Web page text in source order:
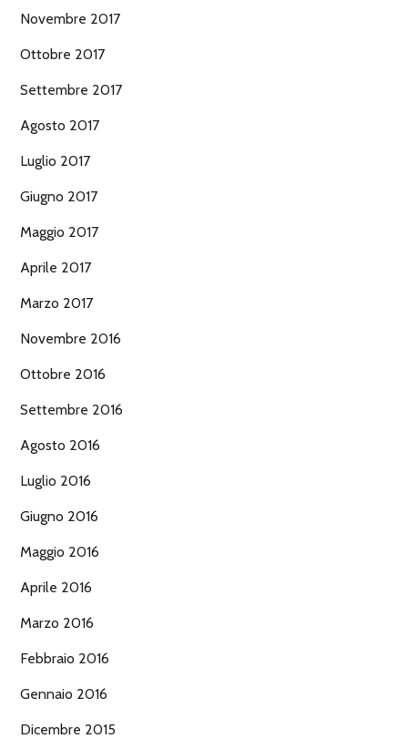
Novembre 2017
Ottobre 2017
Settembre 2017
Agosto 2017
Luglio 2017
Giugno 2017
Maggio 2017
Aprile 2017
Marzo 2017
Novembre 2016
Ottobre 2016
Settembre 2016
Agosto 2016
Luglio 2016
Giugno 2016
Maggio 2016
Aprile 2016
Marzo 2016
Febbraio 2016
Gennaio 2016
Dicembre 2015